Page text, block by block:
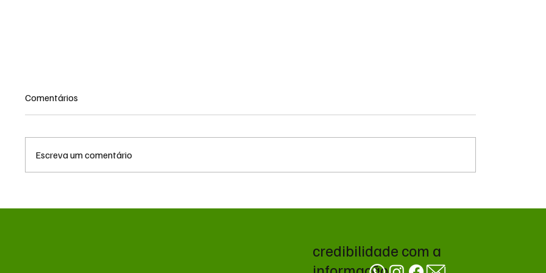
Comentários
Escreva um comentário
credibilidade com a